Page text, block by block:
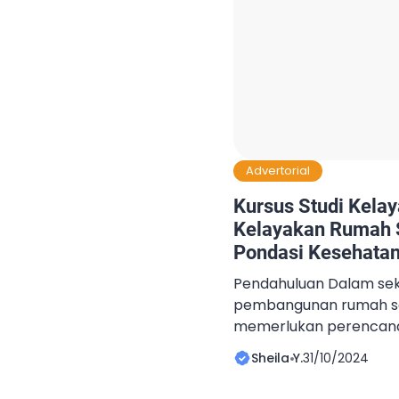
Advertorial
Kursus Studi
Kelayakan
Pondasi
Pendahuluan Dalam
pembangunan rumah
memerlukan
mendalam.
sakit tidak bisa
Sheila Y.31/10/2024